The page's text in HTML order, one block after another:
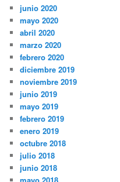
junio 2020
mayo 2020
abril 2020
marzo 2020
febrero 2020
diciembre 2019
noviembre 2019
junio 2019
mayo 2019
febrero 2019
enero 2019
octubre 2018
julio 2018
junio 2018